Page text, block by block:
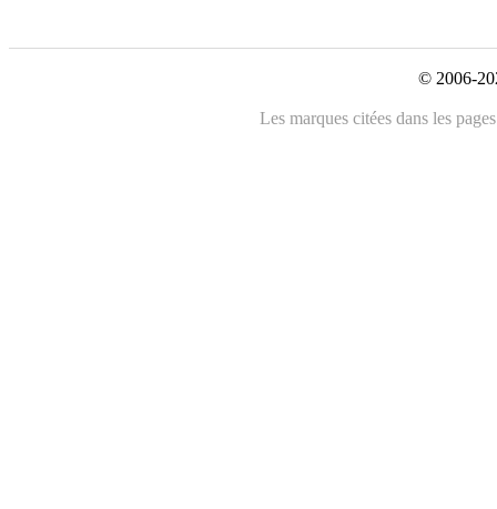
© 2006-
Les marques citées dans les